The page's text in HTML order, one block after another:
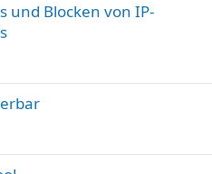
k
und Blocken von IP-
c